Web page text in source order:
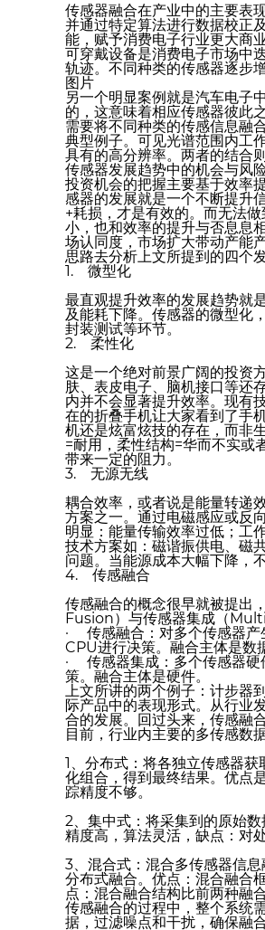
传感器融合在产业中的主要表
并通过特定算法进行数据校正
能，赋予消费电子行业更大商业
可穿戴设备是消费电子市场中
轨迹。不同种类的传感器逐步
图片
另一个明显案例就是汽车电子
的，这意味着相应传感器彼此
需要将不同种类的传感信息融
典型例子。可见光谱范围内工
具有的高分辨率。两者的结合
传感器发展趋势中的机会与风
投资机会的把握主要基于效率
感器的发展就是一个不断提升
+耗损，才是有效的。而无法
小，也和效率的提升与否息息
场认同度，市场扩大带动产能
思路去分析上文所提到的四个
1. 微型化
最直观提升效率的发展趋势就
及能耗下降。传感器的微型化
封装测试等环节。
2. 柔性化
这是一个绝对前景广阔的投资
肤、表皮电子、脑机接口等还
内并不会显著提升效率。现有
在的折叠手机让大家看到了手
机还是炫富炫技的存在，而非
=耐用，柔性结构=华而不实或
带来一定的阻力。
3. 无源无线
耦合效率，或者说是能量转递
方案之一。通过电磁感应或反
明显：能量传输效率过低；工
技术方案如：磁谐振供电、磁
问题。当能源成本大幅下降，
4. 传感融合
传感融合的概念很早就被提出
Fusion）与传感器集成（
· 传感融合：对多个传感器产
CPU进行决策。融合主体是数
· 传感器集成：多个传感器硬
策。融合主体是硬件。
上文所讲的两个例子：计步
际产品中的表现形式。从行业
合的发展。回过头来，传感融
目前，行业内主要的多传感数
1、分布式：将各独立传感器
化组合，得到最终结果。优点
踪精度不够。
2、集中式：将采集到的原始
精度高，算法灵活，缺点：对
3、混合式：混合多传感器信
分布式融合。优点：混合融合
点：混合融合结构比前两种融
传感融合的过程中，整个系统
据，过滤噪点和干扰，确保融